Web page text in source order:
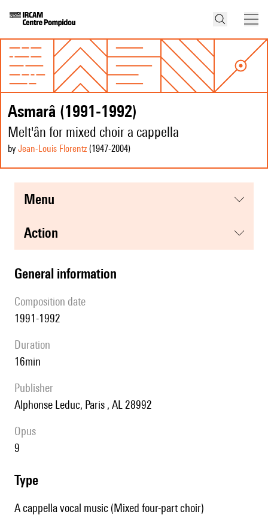
Asmarâ (1991-1992)
Melt'ân for mixed choir a cappella
by Jean-Louis Florentz (1947-2004)
menu
action
general information
composition date
1991-1992
duration
16min
publisher
Alphonse Leduc, Paris , AL 28992
Opus
9
type
A cappella vocal music (Mixed four-part choir)